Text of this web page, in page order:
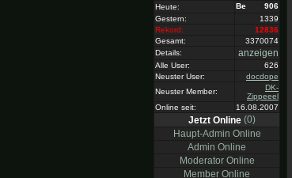
Heute:
906
Gestern:
1339
Rekord:
12836
Gesamt:
3370074
Details:
anzeigen
Alle User:
626
Neuster User:
docdope
Neuster Member:
DK-
Zippeeel
Online seit:
16.08.2007
Jetzt Online (0)
Haupt-Admin Online
Admin Online
Moderator Online
Member Online